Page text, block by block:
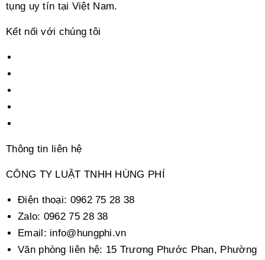
tụng uy tín tại Việt Nam.
Kết nối với chúng tôi
Thông tin liên hệ
CÔNG TY LUẬT TNHH HÙNG PHÍ
Điện thoại: 0962 75 28 38
Zalo: 0962 75 28 38
Email: info@hungphi.vn
Văn phòng liên hệ: 15 Trương Phước Phan, Phường